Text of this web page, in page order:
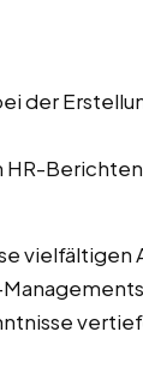
der
HR-
vielfältigen